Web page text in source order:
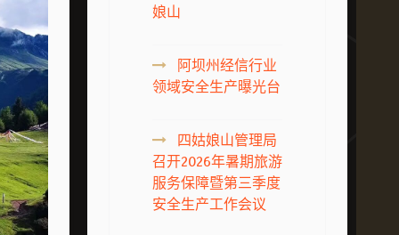
娘山
阿坝州经信行业
领域安全生产曝光台
四姑娘山管理局
召开2026年暑期旅游
服务保障暨第三季度
安全生产工作会议